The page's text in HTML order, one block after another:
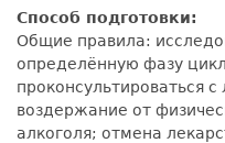
Способ подготовки:
Общие правила:
определённую фазу
проконсультироваться
воздержание от
алкоголя; отмена